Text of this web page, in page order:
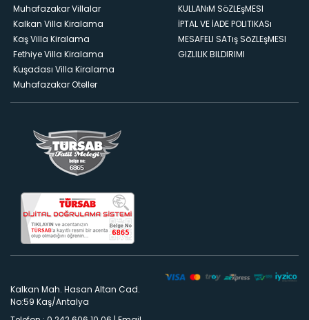
Muhafazakar Villalar
Kalkan Villa Kiralama
Kaş Villa Kiralama
Fethiye Villa Kiralama
Kuşadası Villa Kiralama
Muhafazakar Oteller
KULLANıM SöZLEşMESI
İPTAL VE İADE POLITIKASı
MESAFELI SATış SöZLEşMESI
GIZLILIK BILDIRIMI
Kalkan Mah. Hasan Altan Cad.
No:59 Kaş/Antalya